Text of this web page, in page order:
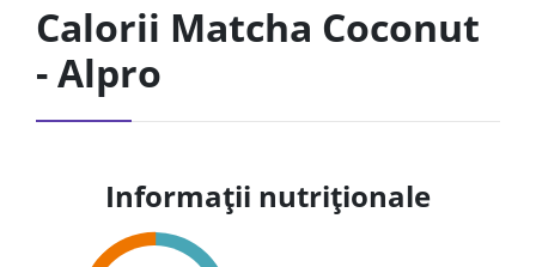
Calorii Matcha Coconut
- Alpro
Informații nutriționale